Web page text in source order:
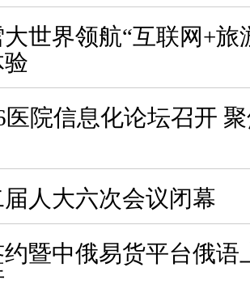
世界领航“互联网+旅
医院信息化论坛召开
人大六次会议闭幕
暨中俄易货平台俄语